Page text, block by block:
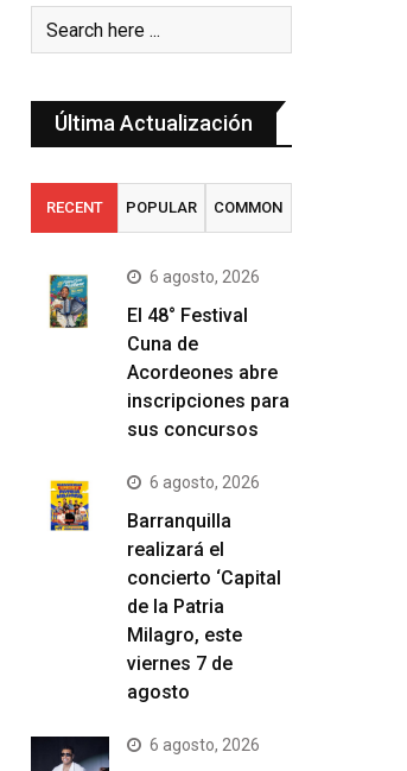
Última Actualización
RECENT POPULAR COMMON
6 agosto, 2026
El 48° Festival
Cuna de
Acordeones abre
inscripciones para
sus concursos
6 agosto, 2026
Barranquilla
realizará el
concierto ‘Capital
de la Patria
Milagro, este
viernes 7 de
agosto
6 agosto, 2026